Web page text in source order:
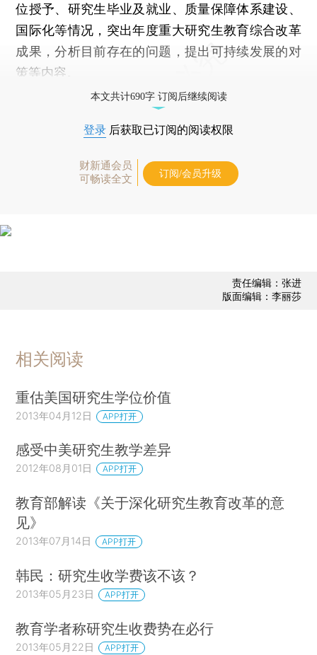
位授予、研究生毕业及就业、质量保障体系建设、
国际化等情况，突出年度重大研究生教育综合改革
成果，分析目前存在的问题，提出可持续发展的对
策等内容。
本文共计690字 订阅后继续阅读
登录 后获取已订阅的阅读权限
财新通会员
可畅读全文
订阅/会员升级
责任编辑：张进
版面编辑：李丽莎
相关阅读
重估美国研究生学位价值
2013年04月12日 APP打开
感受中美研究生教学差异
2012年08月01日 APP打开
教育部解读《关于深化研究生教育改革的意
见》
2013年07月14日 APP打开
韩民：研究生收学费该不该？
2013年05月23日 APP打开
教育学者称研究生收费势在必行
2013年05月22日 APP打开